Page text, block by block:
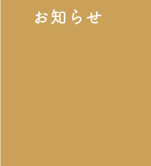
お知らせ